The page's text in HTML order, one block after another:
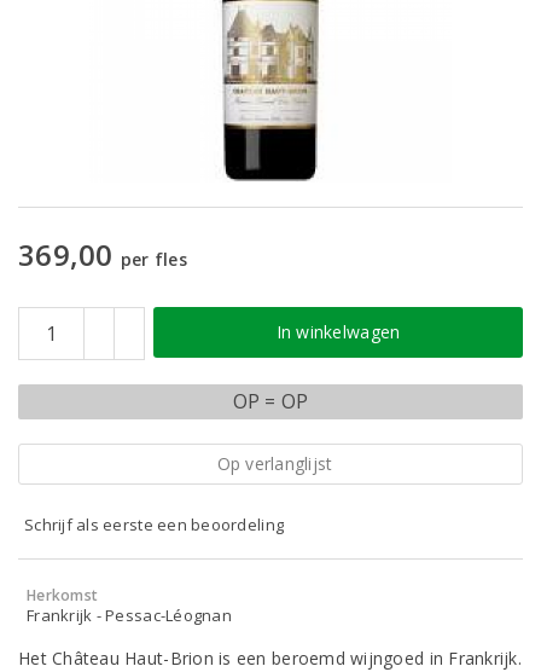
369,00 per fles
In winkelwagen
OP = OP
Op verlanglijst
Schrijf als eerste een beoordeling
Herkomst
Frankrijk - Pessac-Léognan
Het Château Haut-Brion is een beroemd wijngoed in Frankrijk.